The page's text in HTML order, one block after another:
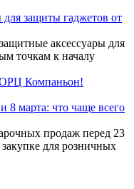
для защиты гаджетов от
аксессуары для
точкам к началу
Компаньон!
8 марта: что чаще всего
продаж перед 23
для розничных